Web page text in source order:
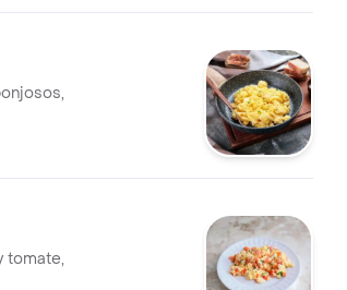
tomate,